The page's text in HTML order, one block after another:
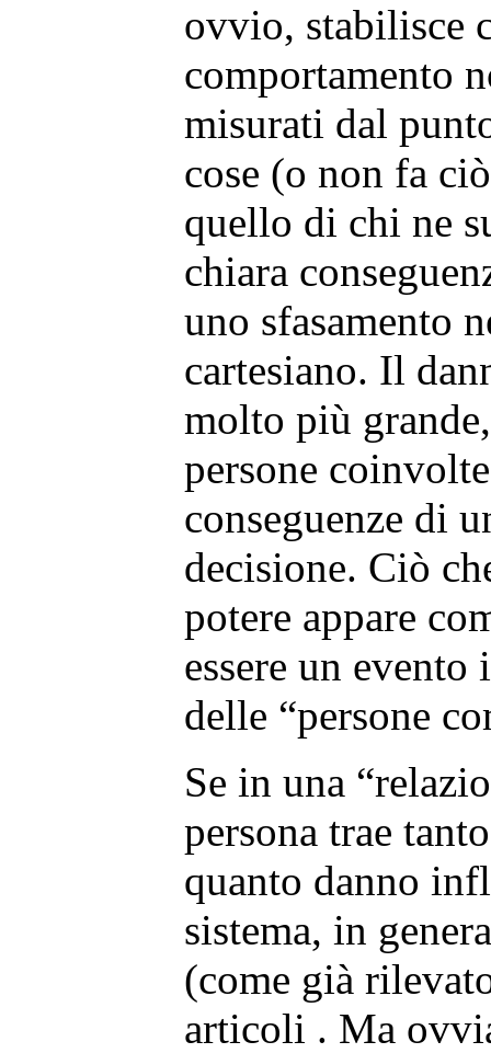
ovvio, stabilisce
comportamento
misurati dal
cose (o non fa
quello di chi ne
chiara
uno sfasamento
cartesiano. Il
molto più
persone
conseguenze di
decisione. Ciò
potere appare
essere un
delle “persone
Se in una
persona trae
quanto danno
sistema, in
(come già
articoli . Ma